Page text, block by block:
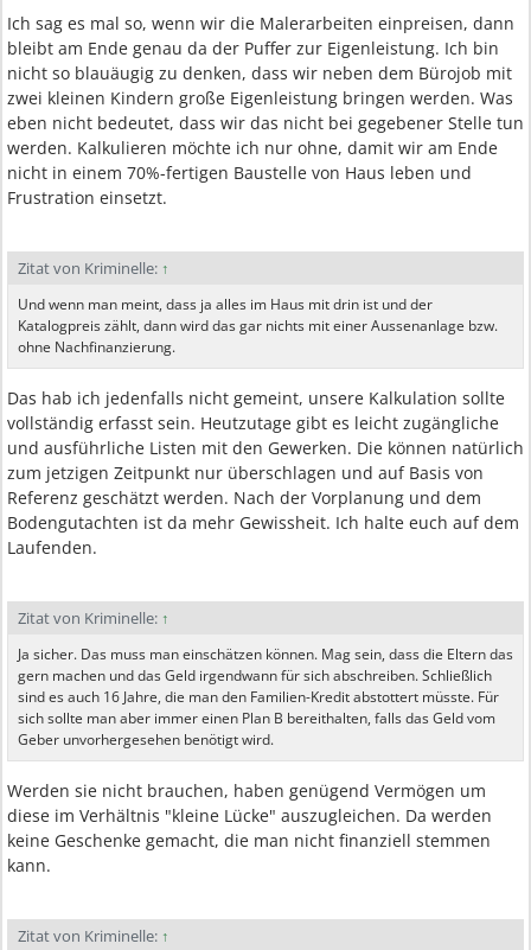
Ich sag es mal so, wenn wir die Malerarbeiten einpreisen, dann
bleibt am Ende genau da der Puffer zur Eigenleistung. Ich bin
nicht so blauäugig zu denken, dass wir neben dem Bürojob mit
zwei kleinen Kindern große Eigenleistung bringen werden. Was
eben nicht bedeutet, dass wir das nicht bei gegebener Stelle tun
werden. Kalkulieren möchte ich nur ohne, damit wir am Ende
nicht in einem 70%-fertigen Baustelle von Haus leben und
Frustration einsetzt.
Zitat von Kriminelle: ↑
Und wenn man meint, dass ja alles im Haus mit drin ist und der
Katalogpreis zählt, dann wird das gar nichts mit einer Aussenanlage bzw.
ohne Nachfinanzierung.
Das hab ich jedenfalls nicht gemeint, unsere Kalkulation sollte
vollständig erfasst sein. Heutzutage gibt es leicht zugängliche
und ausführliche Listen mit den Gewerken. Die können natürlich
zum jetzigen Zeitpunkt nur überschlagen und auf Basis von
Referenz geschätzt werden. Nach der Vorplanung und dem
Bodengutachten ist da mehr Gewissheit. Ich halte euch auf dem
Laufenden.
Zitat von Kriminelle: ↑
Ja sicher. Das muss man einschätzen können. Mag sein, dass die Eltern das
gern machen und das Geld irgendwann für sich abschreiben. Schließlich
sind es auch 16 Jahre, die man den Familien-Kredit abstottert müsste. Für
sich sollte man aber immer einen Plan B bereithalten, falls das Geld vom
Geber unvorhergesehen benötigt wird.
Werden sie nicht brauchen, haben genügend Vermögen um
diese im Verhältnis "kleine Lücke" auszugleichen. Da werden
keine Geschenke gemacht, die man nicht finanziell stemmen
kann.
Zitat von Kriminelle: ↑